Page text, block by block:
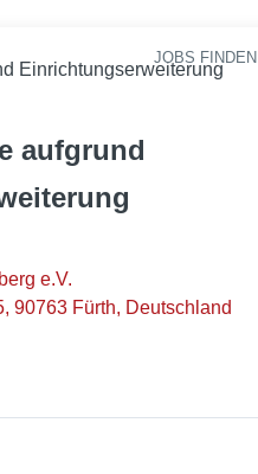
JOBS FINDEN
Einrichtungserweiterung
aufgrund
e.V.
90763 Fürth, Deutschland